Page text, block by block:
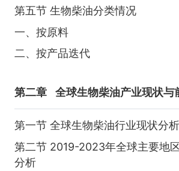
第五节 生物柴油分类情况
一、按原料
二、按产品迭代
第二章 全球生物柴油产业现状与
第一节 全球生物柴油行业现状分析
第二节 2019-2023年全球主要地
分析